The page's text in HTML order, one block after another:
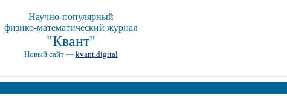
Научно-популярный
физико-математический журнал
"Квант"
Новый сайт — kvant.digital